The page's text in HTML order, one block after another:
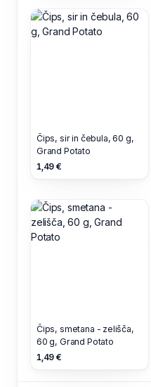
Čips, sir in čebula, 60 g,
Grand Potato
1,49 €
Čips, smetana - zelišča,
60 g, Grand Potato
1,49 €